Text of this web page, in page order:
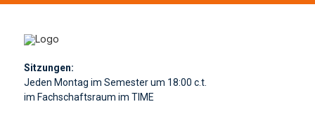
Sitzungen:
Jeden Montag im Semester um 18:00 c.t.
im Fachschaftsraum im TIME